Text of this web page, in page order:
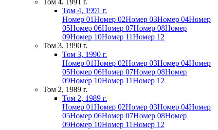
Том 4, 1991 г.
Том 4, 1991 г.
Номер 01Номер 02Номер 03Номер 04Номер
05Номер 06Номер 07Номер 08Номер
09Номер 10Номер 11Номер 12
Том 3, 1990 г.
Том 3, 1990 г.
Номер 01Номер 02Номер 03Номер 04Номер
05Номер 06Номер 07Номер 08Номер
09Номер 10Номер 11Номер 12
Том 2, 1989 г.
Том 2, 1989 г.
Номер 01Номер 02Номер 03Номер 04Номер
05Номер 06Номер 07Номер 08Номер
09Номер 10Номер 11Номер 12